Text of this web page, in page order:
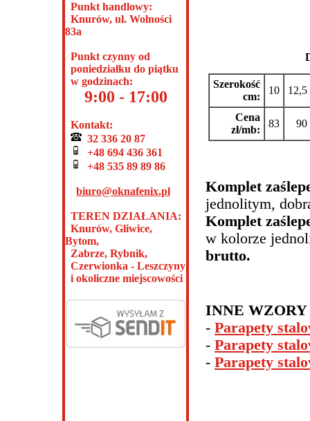
Punkt handlowy:
Knurów, ul. Wolności
83a
Punkt czynny od
poniedziałku do piątku
w godzinach:
9:00 - 17:00
Kontakt:
32 336 20 87
+48 694 436 361
+48 535 89 89 86
biuro@oknafenix.pl
TEREN DZIAŁANIA:
Knurów, Gliwice,
Bytom,
Zabrze, Rybnik,
Czerwionka - Leszczyny
i okoliczne miejscowości
Szerokość
cm:
10 12,5
Cena
zł/mb:
83 90
Komplet
jednolitym,
Komplet
w kolorze
brutto.
INNE
- Parapety
- Parapety
- Parapety